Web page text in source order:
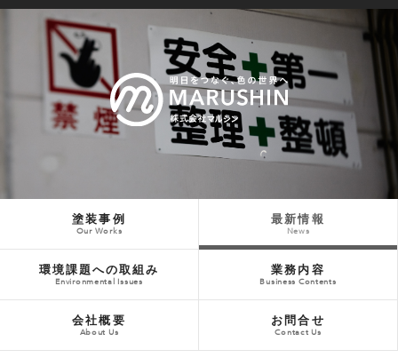
塗装事例
Our Works
最新情報
News
環境課題への取組み
Environmental Issues
業務内容
Business Contents
会社概要
About Us
お問合せ
Contact Us